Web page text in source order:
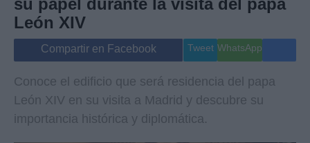
Musica
su papel durante la visita del papa
León XIV
Compartir en Facebook Tweet WhatsApp
Conoce el edificio que será residencia del papa
León XIV en su visita a Madrid y descubre su
importancia histórica y diplomática.